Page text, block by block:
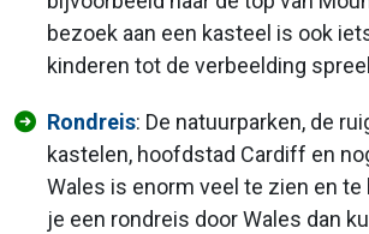
bezoek aan een kasteel is ook
kinderen tot de verbeelding
Rondreis: De natuurparken, de
kastelen, hoofdstad Cardiff en
Wales is enorm veel te zien en te
je een rondreis door Wales dan